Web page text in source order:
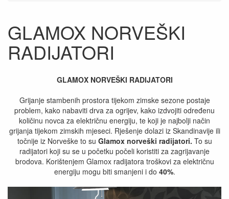
GLAMOX NORVEŠKI
RADIJATORI
GLAMOX NORVEŠKI RADIJATORI
Grijanje stambenih prostora tijekom zimske sezone postaje
problem, kako nabaviti drva za ogrijev, kako izdvojiti određenu
količinu novca za električnu energiju, te koji je najbolji način
grijanja tijekom zimskih mjeseci. Rješenje dolazi iz Skandinavije ili
točnije iz Norveške to su Glamox norveški radijatori. To su
radijatori koji su se u početku počeli koristiti za zagrijavanje
brodova. Korištenjem Glamox radijatora troškovi za električnu
energiju mogu biti smanjeni i do 40%.